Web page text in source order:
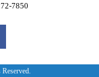
7850